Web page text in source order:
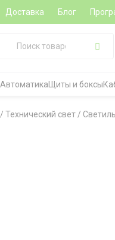
Доставка Блог
Автоматика Щиты и боксы
/ Технический свет /